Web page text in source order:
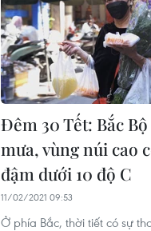
Đêm 30 Tết: Bắc
mưa, vùng núi cao
đậm dưới 10 độ C
11/02/2021 09:53
Ở phía Bắc, thời tiết có sự